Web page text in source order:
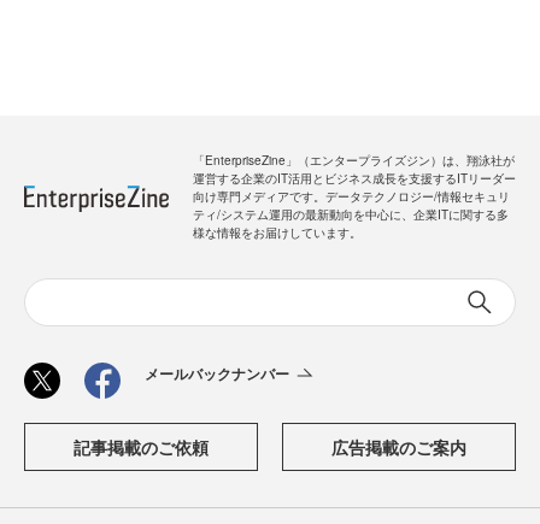
「EnterpriseZine」（エンタープライズジン）は、翔泳社が
運営する企業のIT活用とビジネス成長を支援するITリーダー
向け専門メディアです。データテクノロジー/情報セキュリ
ティ/システム運用の最新動向を中心に、企業ITに関する多
様な情報をお届けしています。
メールバックナンバー
記事掲載のご依頼 広告掲載のご案内